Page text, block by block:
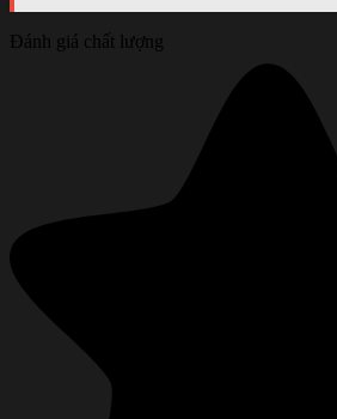
Đánh giá chất lượng